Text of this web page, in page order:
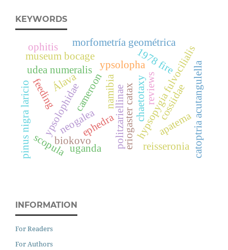
KEYWORDS
reviews
hypsopygia fulvocilialis
eriogaster catax
cameroon politzariellinae cossiidae
neogaleaephedra
ypsolopha
ypsolophidae
biokovo
uganda
udea numeralis catoptria acutangulella
1978 fire
museum bocage
feedingÁlava
scopula
morfometría geométrica
pinus nigra laricio reisseronia
chaetotaxy
apatema
namibia
ophitis
INFORMATION
For Readers
For Authors